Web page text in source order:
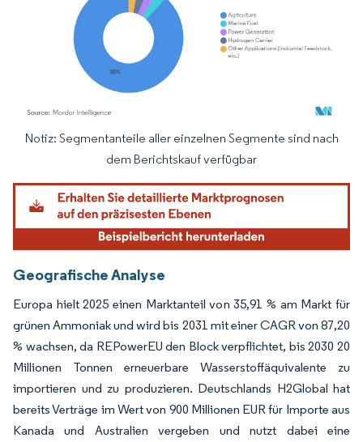
Bild © Mordor Intelligence. Wiederverwendung erfordert Namensnennung
Notiz: Segmentanteile aller einzelnen Segmente sind nach
dem Berichtskauf verfügbar
Geografische Analyse
Europa hielt 2025 einen Marktanteil von 35,91 % am Markt für
grünen Ammoniak und wird bis 2031 mit einer CAGR von 87,20
% wachsen, da REPowerEU den Block verpflichtet, bis 2030 20
Millionen Tonnen erneuerbare Wasserstoffäquivalente zu
importieren und zu produzieren. Deutschlands H2Global hat
bereits Verträge im Wert von 900 Millionen EUR für Importe aus
Kanada und Australien vergeben und nutzt dabei eine